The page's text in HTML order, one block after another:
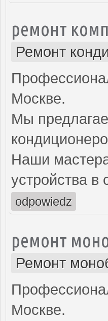
ремонт
Ремонт
Москве.
Мы
Наши
устройства
odpowiedz
ремонт
Ремонт
Москве.